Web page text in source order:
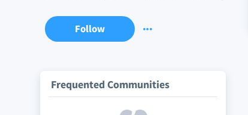
Follow
Frequented Communities